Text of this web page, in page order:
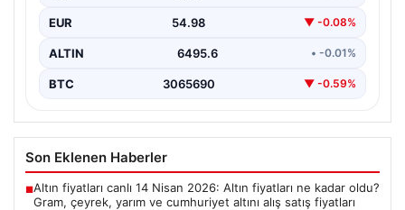
EUR 54.98 ▼ -0.08%
ALTIN 6495.6 • -0.01%
BTC 3065690 ▼ -0.59%
Son Eklenen Haberler
■Altın fiyatları canlı 14 Nisan 2026: Altın fiyatları ne kadar oldu?
Gram, çeyrek, yarım ve cumhuriyet altını alış satış fiyatları